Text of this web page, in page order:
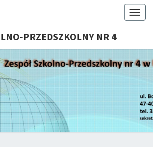
PRZEDSZKOLNY NR 4
Serdecznie
Witamy Na
Stronie
Internetowej
ZSP Nr 4 W
Raciborzu